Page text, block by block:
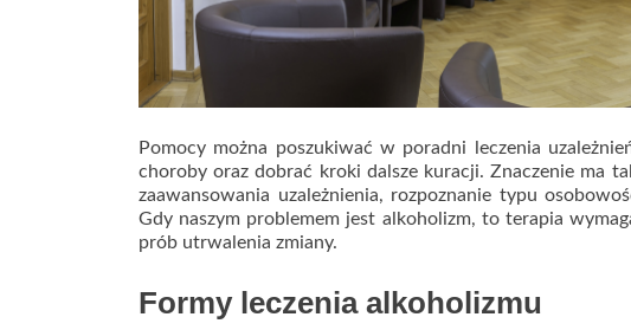
Pomocy można poszukiwać w poradni leczenia
choroby oraz dobrać kroki dalsze kuracji. Znaczenie ma
zaawansowania uzależnienia, rozpoznanie typu
Gdy naszym problemem jest alkoholizm, to terapia
prób utrwalenia zmiany.
Formy leczenia alkoholizmu